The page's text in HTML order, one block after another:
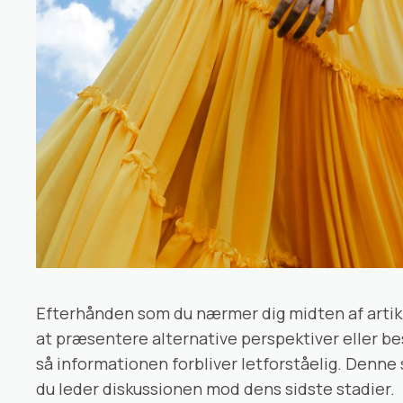
Efterhånden som du nærmer dig midten af
at præsentere alternative perspektiver eller
så informationen forbliver letforståelig. Denne
du leder diskussionen mod dens sidste stadier.